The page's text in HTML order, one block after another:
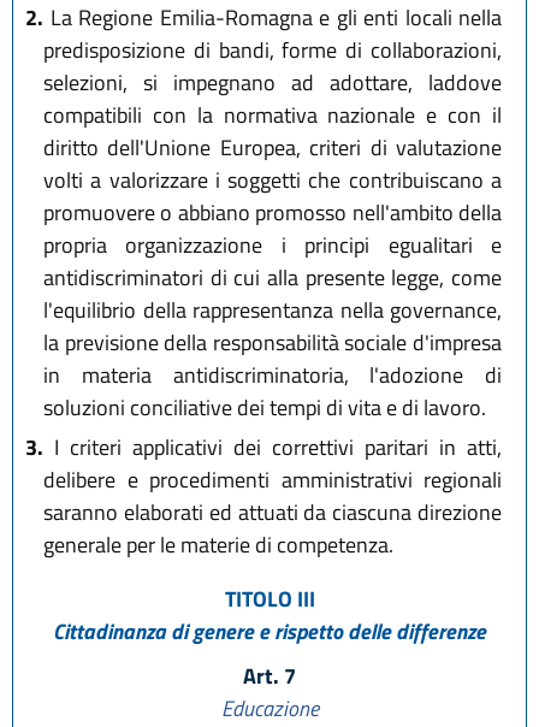
2. La Regione Emilia-Romagna e gli enti locali nella
predisposizione di bandi, forme di collaborazioni,
selezioni, si impegnano ad adottare, laddove
compatibili con la normativa nazionale e con il
diritto dell'Unione Europea, criteri di valutazione
volti a valorizzare i soggetti che contribuiscano a
promuovere o abbiano promosso nell'ambito della
propria organizzazione i principi egualitari e
antidiscriminatori di cui alla presente legge, come
l'equilibrio della rappresentanza nella governance,
la previsione della responsabilità sociale d'impresa
in materia antidiscriminatoria, l'adozione di
soluzioni conciliative dei tempi di vita e di lavoro.
3. I criteri applicativi dei correttivi paritari in atti,
delibere e procedimenti amministrativi regionali
saranno elaborati ed attuati da ciascuna direzione
generale per le materie di competenza.
TITOLO III
Cittadinanza di genere e rispetto delle differenze
Art. 7
Educazione